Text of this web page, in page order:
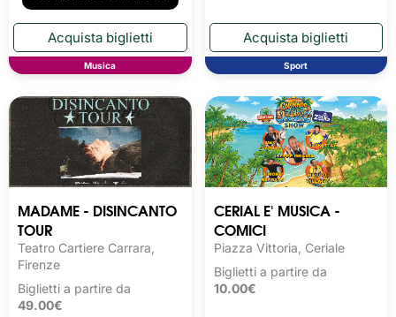
Musica Sport
MADAME - DISINCANTO
TOUR
Teatro Cartiere Carrara,
Firenze
Biglietti a partire da
49.00€
CERIAL E' MUSICA -
COMICI
Piazza Vittoria, Ceriale
Biglietti a partire da
10.00€